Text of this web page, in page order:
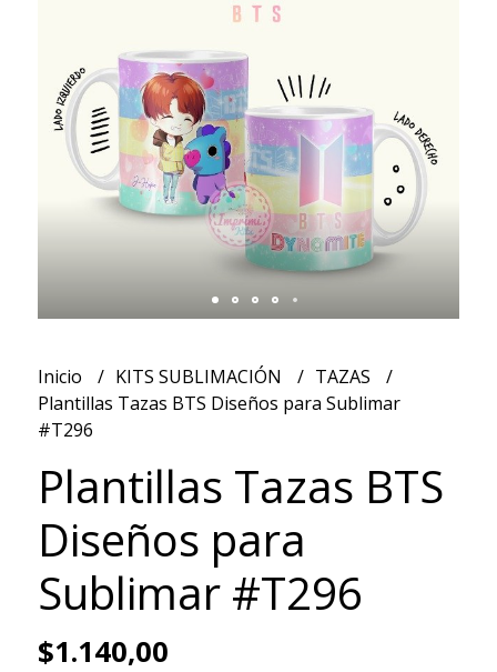
Inicio KITS SUBLIMACIÓN
TAZAS
Plantillas Tazas BTS Diseños para Sublimar
#T296
Plantillas Tazas BTS
Diseños para
Sublimar #T296
$1.140,00